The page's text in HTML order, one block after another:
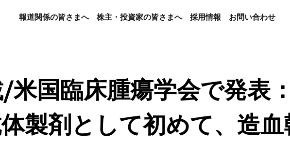
報道関係の皆さまへ 株主・投資家の皆さまへ 採用情報 お問い合わせ
/米国臨床腫瘍学会で発表
製剤として初めて、造